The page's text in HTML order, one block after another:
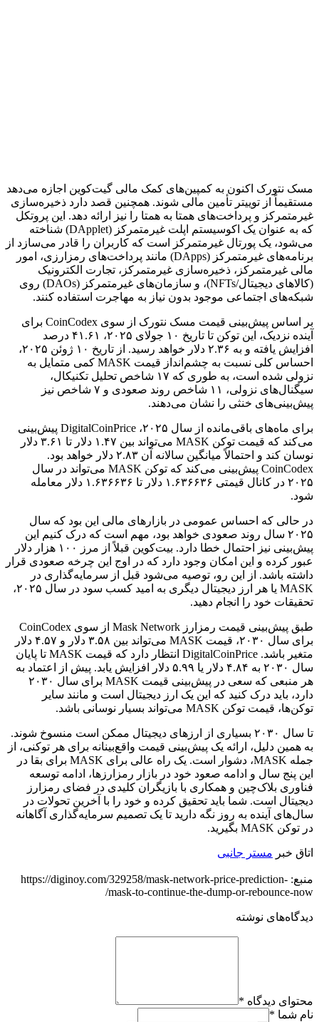
مسک نتورک اکنون به کمپین‌های کمک مالی گیت‌کوین اجازه می‌دهد
مستقیماً از توییتر تأمین مالی شوند. همچنین قصد دارد ذخیره‌سازی
غیرمتمرکز و پرداخت‌های همتا به همتا را نیز ارائه دهد. این پروتکل
که به عنوان یک اکوسیستم اپلت غیرمتمرکز (DApplet) شناخته
می‌شود، یک پورتال غیرمتمرکز است که کاربران را قادر می‌سازد از
برنامه‌های غیرمتمرکز (DApps) مانند پرداخت‌های رمزارزی، امور
مالی غیرمتمرکز، ذخیره‌سازی غیرمتمرکز، تجارت الکترونیک
(کالاهای دیجیتال/NFTs)، و سازمان‌های غیرمتمرکز (DAOs) روی
شبکه‌های اجتماعی موجود بدون نیاز به مهاجرت استفاده کنند.
بر اساس پیش‌بینی قیمت مسک نتورک از سوی CoinCodex برای
آینده نزدیک، این توکن تا تاریخ ۱۰ جولای ۲۰۲۵، ۴۱.۶۱ درصد
افزایش یافته و به ۲.۳۶ دلار خواهد رسید. از تاریخ ۱۰ ژوئن ۲۰۲۵،
احساس کلی نسبت به چشم‌انداز قیمت MASK کمی متمایل به
نزولی شده است، به طوری که ۱۷ شاخص تحلیل تکنیکال،
سیگنال‌های نزولی، ۱۱ شاخص روند صعودی و ۷ شاخص نیز
پیش‌بینی‌های خنثی را نشان می‌دهند.
برای ماه‌های باقی‌مانده از سال ۲۰۲۵، DigitalCoinPrice پیش‌بینی
می‌کند که قیمت توکن MASK می‌تواند بین ۱.۴۷ دلار تا ۳.۶۱ دلار
نوسان کند و احتمالاً میانگین سالانه آن ۲.۸۳ دلار خواهد بود.
CoinCodex پیش‌بینی می‌کند که توکن MASK می‌تواند در سال
۲۰۲۵ در کانال قیمتی ۱.۶۳۶۶۳۶ دلار تا ۱.۶۳۶۶۳۶ دلار معامله
شود.
در حالی که احساس عمومی در بازارهای مالی این بود که سال
۲۰۲۵ سال روند صعودی خواهد بود، مهم است که درک کنیم این
پیش‌بینی نیز احتمال خطا دارد. بیت‌کوین قبلاً از مرز ۱۰۰ هزار دلار
عبور کرده و این امکان وجود دارد که در اوج این چرخه صعودی قرار
داشته باشد. از این رو، توصیه می‌شود قبل از سرمایه‌گذاری در
MASK یا هر ارز دیجیتال دیگری به امید کسب سود در سال ۲۰۲۵،
تحقیقات خود را انجام دهید.
طبق پیش‌بینی قیمت رمزارز Mask Network از سوی CoinCodex
برای سال ۲۰۳۰، قیمت MASK می‌تواند بین ۳.۵۸ دلار و ۴.۵۷ دلار
متغیر باشد. DigitalCoinPrice انتظار دارد که قیمت MASK تا پایان
سال ۲۰۳۰ به ۴.۸۴ دلار یا ۵.۹۹ دلار افزایش یابد. پیش از اعتماد به
هر منبعی که سعی در پیش‌بینی قیمت MASK برای سال ۲۰۳۰
دارد، باید درک کنید که این یک ارز دیجیتال است و مانند سایر
توکن‌ها، قیمت توکن MASK می‌تواند بسیار نوسانی باشد.
تا سال ۲۰۳۰ بسیاری از ارزهای دیجیتال ممکن است منسوخ شوند.
به همین دلیل، ارائه یک پیش‌بینی قیمت واقع‌بینانه برای هر توکنی، از
جمله MASK، دشوار است. یک راه عالی برای MASK برای بقا در
این پنج سال و ادامه صعود خود در بازار رمزارزها، ادامه توسعه
فناوری بلاک‌چین و همکاری با بازیگران کلیدی در فضای رمزارز
دیجیتال است. شما باید تحقیق کرده و خود را با آخرین تحولات در
سال‌های آینده به روز نگه دارید تا یک تصمیم سرمایه‌گذاری آگاهانه
در توکن MASK بگیرید.
اتاق خبر مستر جانبی
منبع: https://diginoy.com/329258/mask-network-price-prediction-
mask-to-continue-the-dump-or-rebounce-now/
دیدگاه‌های نوشته
محتوای دیدگاه *
نام شما *